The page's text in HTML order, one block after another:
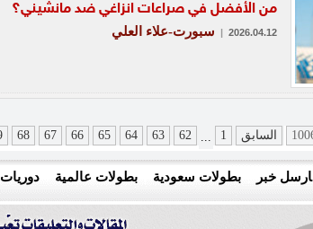
من الأفضل في صراعات انزاغي ضد مانشيني؟
2026.04.12
| سبورت-علاء العلي
السابق 1
...
62
63
64
65
66
67
68
ارسل خبر بطولات سعودية بطولات عالمية دوريات